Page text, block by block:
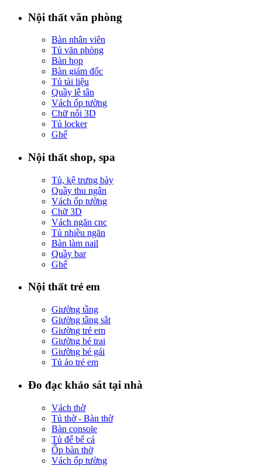
Nội thất văn phòng
Bàn nhân viên
Tủ văn phòng
Bàn họp
Bàn giám đốc
Tủ tài liệu
Quầy lễ tân
Vách ốp tường
Chữ nổi 3D
Tủ locker
Ghế
Nội thất shop, spa
Tủ, kệ trưng bày
Quầy thu ngân
Vách ốp tường
Chữ 3D
Vách ngăn cnc
Tủ nhiều ngăn
Bàn làm nail
Quầy bar
Ghế
Nội thất trẻ em
Giường tầng
Giường tầng sắt
Giường trẻ em
Giường bé trai
Giường bé gái
Tủ áo trẻ em
Đo đạc khảo sát tại nhà
Vách thờ
Tủ thờ - Bàn thờ
Bàn console
Tủ để bể cá
Ốp bàn thờ
Vách ốp tường